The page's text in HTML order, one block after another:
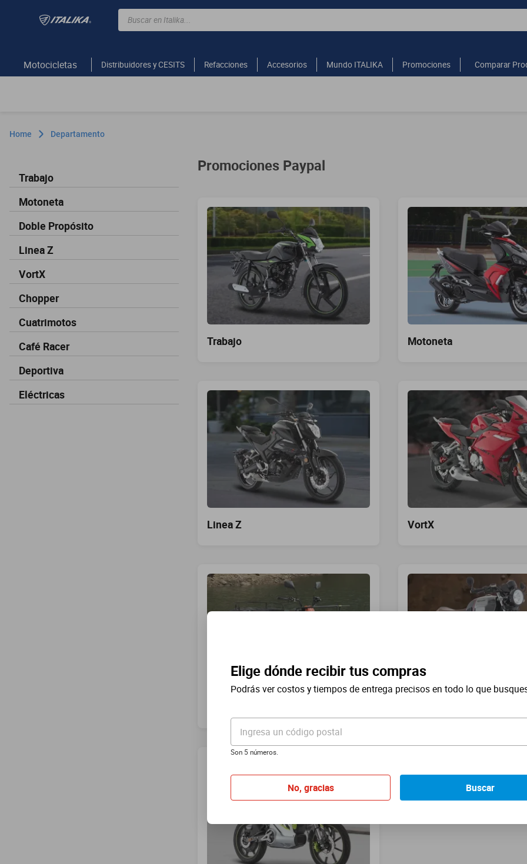
Buscar en Italika...
Motocicletas Distribuidores y CESITS Refacciones Accesorios Mundo ITALIKA Promociones Comparar
Elige dónde recibir tus compras
Podrás ver costos y tiempos de entrega precisos en todo lo que
Ingresa un código postal
Son 5 números.
No, gracias Buscar
Home Departamento
Trabajo
Motoneta
Doble Propósito
Linea Z
VortX
Chopper
Cuatrimotos
Café Racer
Deportiva
Eléctricas
Promociones Paypal
Trabajo Motoneta
Linea Z VortX
cuatrimotos